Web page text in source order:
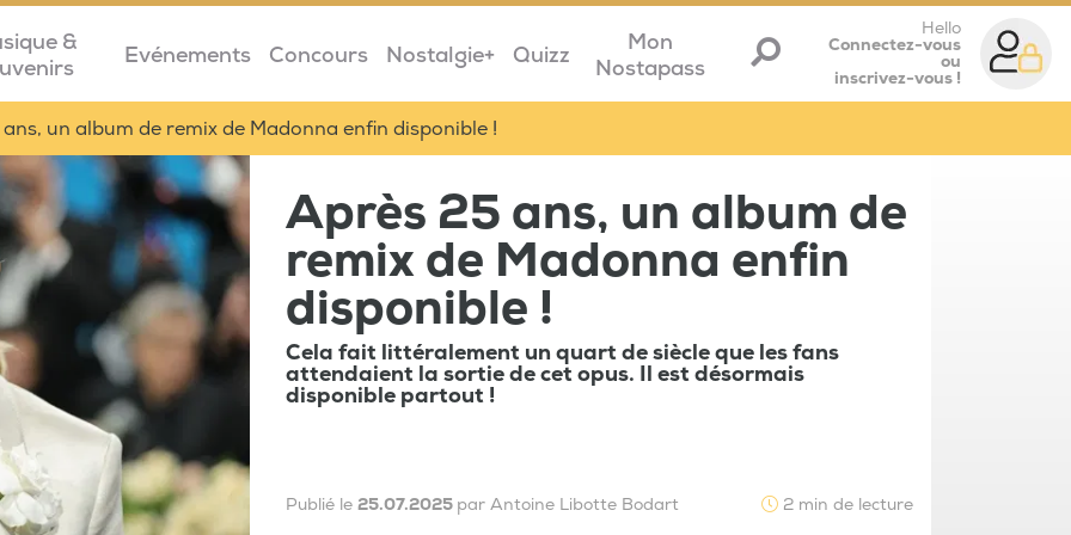
&
Evénements Concours Nostalgie+ Quizz
Mon
Nostapass
Hello
Connectez-vous
ou
inscrivez-vous !
un album de remix de Madonna enfin disponible !
Après 25 ans, un album de
remix de Madonna enfin
disponible !
Cela fait littéralement un quart de siècle que les fans
attendaient la sortie de cet opus. Il est désormais
disponible partout !
Publié le 25.07.2025 par Antoine Libotte Bodart 2 min de lecture